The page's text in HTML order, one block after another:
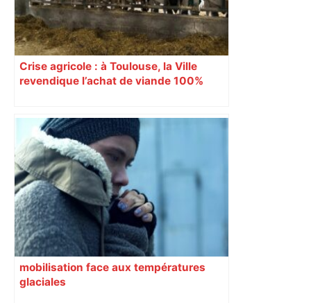
Crise agricole : à Toulouse, la Ville
revendique l’achat de viande 100%
mobilisation face aux températures
glaciales